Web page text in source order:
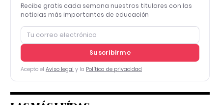
Recibe gratis cada semana nuestros titulares con las
noticias más importantes de educación
Suscribirme
Acepto el Aviso legal y la Política de privacidad